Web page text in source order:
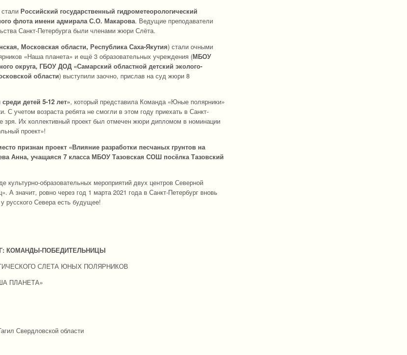
Российский государственный гидрометеорологический
флота имени адмирала С.О. Макарова. Ведущие преподаватели
Санкт-Петербурга были членами жюри Слёта.
Московская области, Республика Саха-Якутия) стали очными
«Наша планета» и ещё 3 образовательных учреждения (МБОУ
округа, ГБОУ ДОД «Самарский областной детский эколого-
области) выступили заочно, прислав на суд жюри 8
детей 5-12 лет», который представила Команда «Юные полярники»
учетом возраста ребята не смогли в этом году приехать в Санкт-
зря. Их коллективный проект был отмечен жюри дипломом в номинации
проект»!
признан проект «Влияние разработки песчаных грунтов на
Анна, учащаяся 7 класса МБОУ Тазовская СОШ посёлка Тазовский
образовательных мероприятий двух центров Северной
А значит, ровно через год 1 марта 2021 года в Санкт-Петербург вновь
русского Севера есть будущее!
КОМАНДЫ-ПОБЕДИТЕЛЬНИЦЫ
СЛЕТА ЮНЫХ ПОЛЯРНИКОВ
ПЛАНЕТА»
Свердловской области